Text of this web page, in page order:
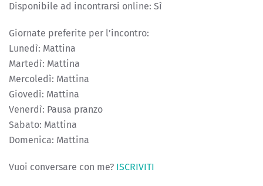
Disponibile ad incontrarsi online: Sì
Giornate preferite per l’incontro:
Lunedì: Mattina
Martedì: Mattina
Mercoledì: Mattina
Giovedì: Mattina
Venerdì: Pausa pranzo
Sabato: Mattina
Domenica: Mattina
Vuoi conversare con me? ISCRIVITI